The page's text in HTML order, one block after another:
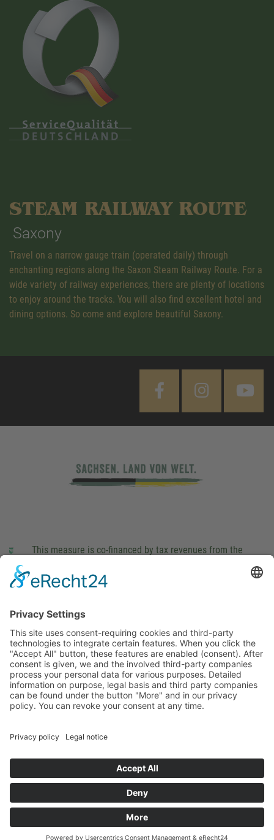
STEAM RAILWAY ROUTE
Saxony
Travel on a narrow gauge train (operated daily) through
enchanting regions along the Saxon Steam Railway Route. For a
wide variety of railway experiences, there are plenty of locations
to enjoy around the tracks. You will also find excellent hotel and
dining options. So come and explore beautiful Saxony.
This measure is co-financed by tax revenues from the
Landtag (parliament).
This site uses consent-requiring cookies and third-party
technologies to integrate certain features. When you click the
"Accept All" button, these features are enabled (consent).
After consent is given, we and the involved third-party
companies process your personal data for various purposes.
companies can be found under the button "More" and in our
DENY ACCEPT MORE
Legal notice Privacy policy